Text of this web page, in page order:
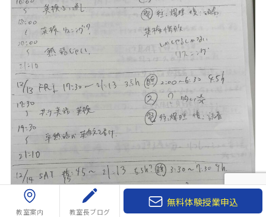
教室案内 教室長ブログ
無料体験授業申込